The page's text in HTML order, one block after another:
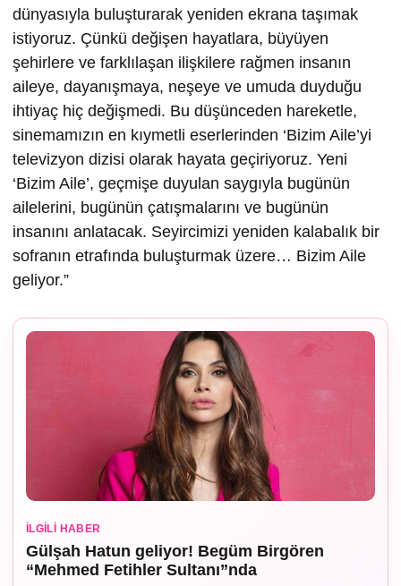
dünyasıyla buluşturarak yeniden ekrana taşımak
istiyoruz. Çünkü değişen hayatlara, büyüyen
şehirlere ve farklılaşan ilişkilere rağmen insanın
aileye, dayanışmaya, neşeye ve umuda duyduğu
ihtiyaç hiç değişmedi. Bu düşünceden hareketle,
sinemamızın en kıymetli eserlerinden ‘Bizim Aile’yi
televizyon dizisi olarak hayata geçiriyoruz. Yeni
‘Bizim Aile’, geçmişe duyulan saygıyla bugünün
ailelerini, bugünün çatışmalarını ve bugünün
insanını anlatacak. Seyircimizi yeniden kalabalık bir
sofranın etrafında buluşturmak üzere… Bizim Aile
geliyor.”
İLGILI HABER
Gülşah Hatun geliyor! Begüm Birgören
“Mehmed Fetihler Sultanı”nda